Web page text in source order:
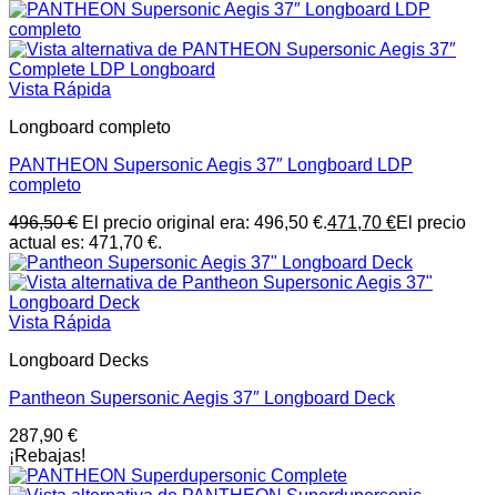
Vista Rápida
Longboard completo
PANTHEON Supersonic Aegis 37″ Longboard LDP
completo
496,50€ El precio original era: 496,50 €.471,70 €El precio
actual es: 471,70 €.
Vista Rápida
Longboard Decks
Pantheon Supersonic Aegis 37″ Longboard Deck
287,90 €
¡Rebajas!